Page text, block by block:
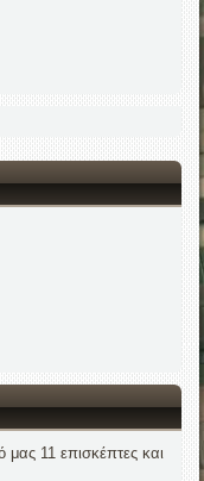
μας 11 επισκέπτες και